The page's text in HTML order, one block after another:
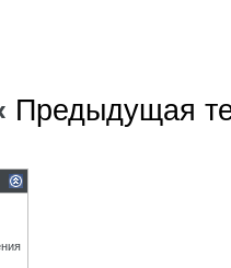
Предыдущая